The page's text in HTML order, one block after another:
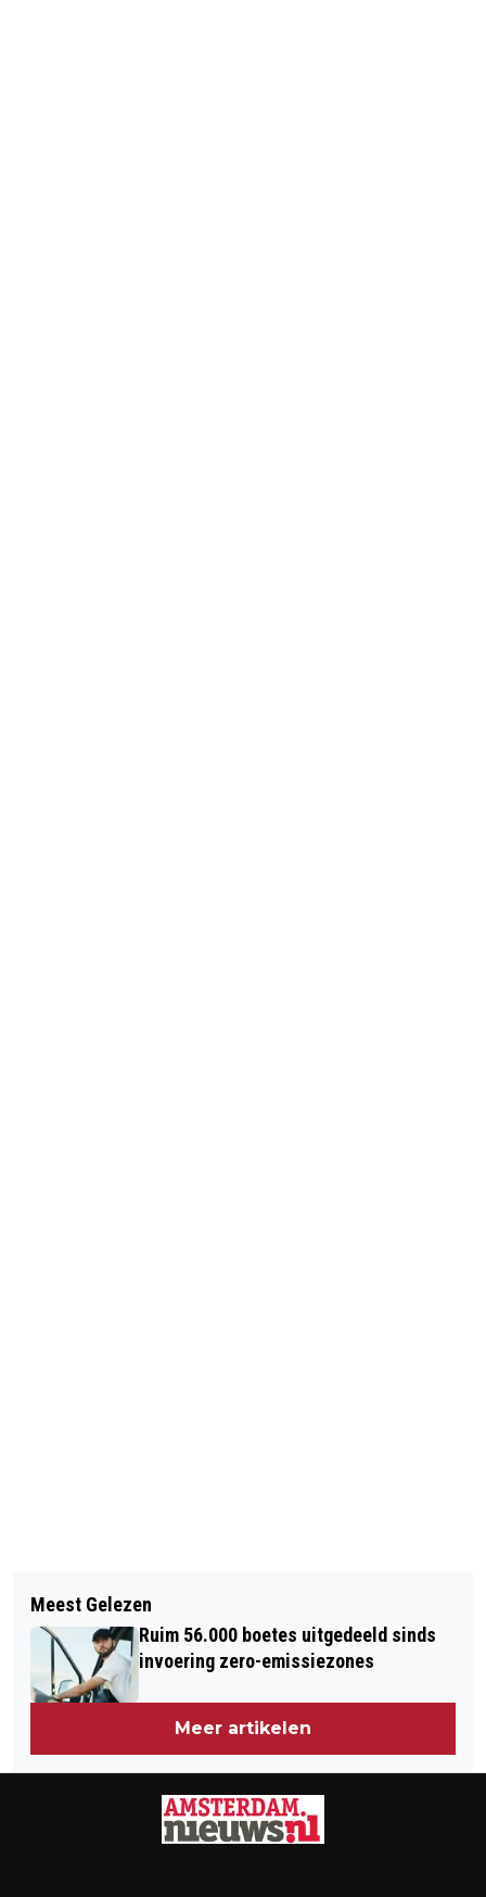
RECHTER VELT STRENG OORDEEL
OVER SITUATIEVE
ARBEIDSONGESCHIKTHEID
IRRITATIE OVER VEELVULDIG
TOILETBEZOEK LEIDT TOT
ONHOUDBAAR ONTSLAG OP STAANDE
Meest Gelezen
Ruim 56.000 boetes uitgedeeld sinds
invoering zero-emissiezones
Meer artikelen